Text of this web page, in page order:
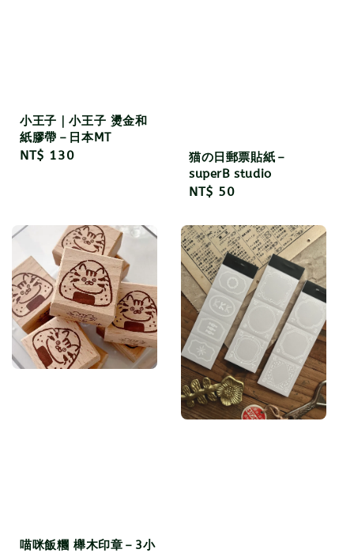
小王子｜小王子 燙金和
紙膠帶－日本MT
Regular
NT$ 130
猫の日郵票貼紙－
superB studio
Regular
NT$ 50
喵咪飯糰 櫸木印章－3小